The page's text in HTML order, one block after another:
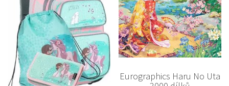
Eurographics Haru No Uta